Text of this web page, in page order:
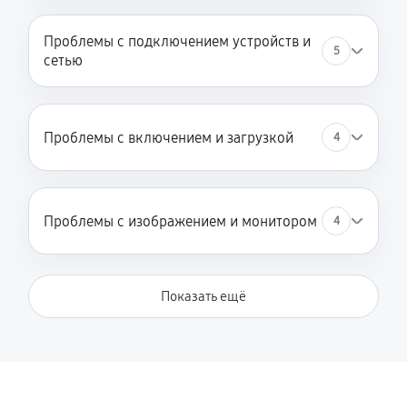
Проблемы с подключением устройств и
сетью
5
Проблемы с включением и загрузкой 4
Проблемы с изображением и монитором 4
Показать ещё